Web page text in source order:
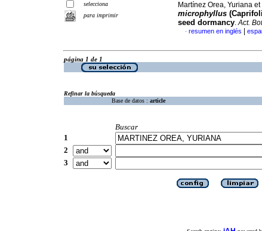
selecciona
para imprimir
Martínez Orea, Yuriana et
microphyllus
seed dormancy.Act.
· resumen en inglés
página 1 de 1
Refinar la búsqueda
Base de datos : article
Buscar
1
2
3